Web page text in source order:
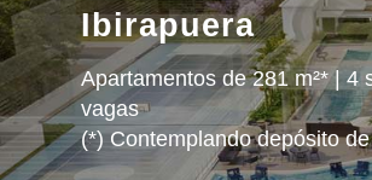
Ibirapuera
Apartamentos de 281 m²* | 4
vagas
(*) Contemplando depósito de